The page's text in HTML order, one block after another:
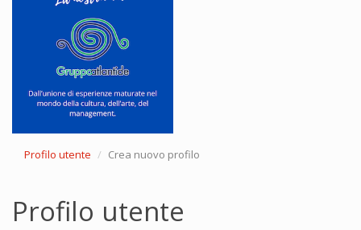
Profilo utente Crea nuovo profilo
Profilo utente